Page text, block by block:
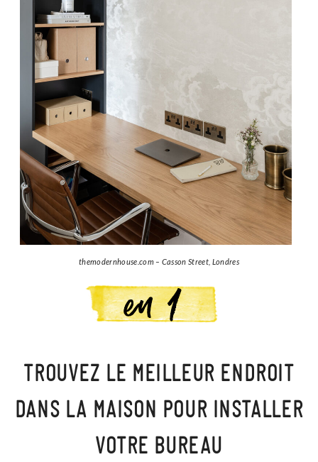
themodernhouse.com – Casson Street, Londres
TROUVEZ LE MEILLEUR ENDROIT
DANS LA MAISON POUR INSTALLER
VOTRE BUREAU